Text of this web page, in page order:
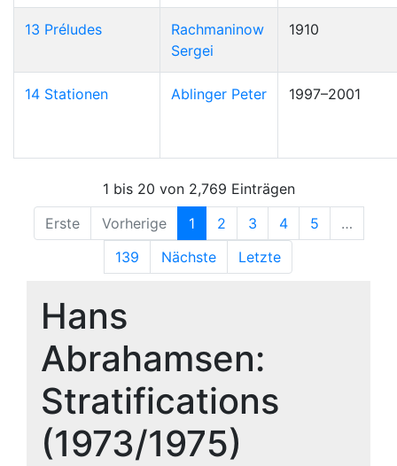
13 Préludes
Rachmaninow
Sergei
1910
14 Stationen Ablinger Peter 1997–2001
1 bis 20 von 2,769 Einträgen
Erste
Vorherige 1 2 3 4 5
…
139
Nächste Letzte
Hans
Abrahamsen:
Stratifications
(1973/1975)